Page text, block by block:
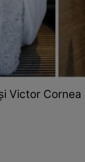
Victor